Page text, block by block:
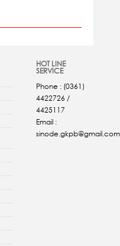
HOT LINE
SERVICE
Phone : (0361)
4422726 /
4425117
Email :
sinode.gkpb@gmail.com